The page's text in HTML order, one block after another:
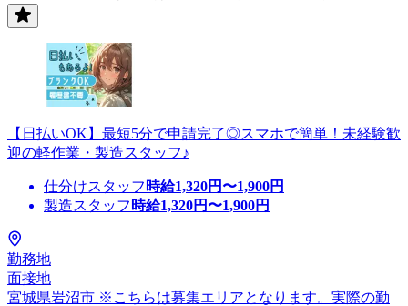
【日払いOK】最短5分で申請完了◎スマホで簡単！未経験歓
迎の軽作業・製造スタッフ♪
仕分けスタッフ 時給1,320円〜1,900円
製造スタッフ 時給1,320円〜1,900円
勤務地
面接地
宮城県岩沼市 ※こちらは募集エリアとなります。実際の勤